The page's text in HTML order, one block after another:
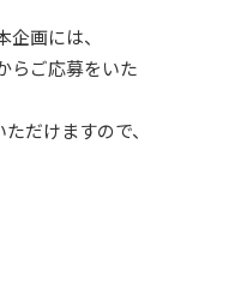
画には、
らご応募をいた
だけますので、